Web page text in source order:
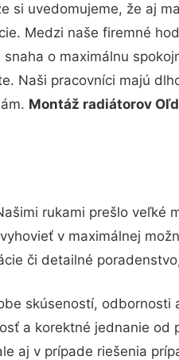
si uvedomujeme, že aj
Medzi naše firemné
o maximálnu
Naši pracovníci majú
Montáž radiátorov
rukami prešlo veľké
v maximálnej
či detailné
skúseností, odbornosti
a korektné jednanie
aj v prípade riešenia